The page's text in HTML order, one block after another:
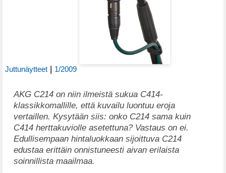
Juttunäytteet | 1/2009
AKG C214 on niin ilmeistä sukua C414-
klassikkomallille, että kuvailu luontuu eroja
vertaillen. Kysytään siis: onko C214 sama kuin
C414 herttakuviolle asetettuna? Vastaus on ei.
Edullisempaan hintaluokkaan sijoittuva C214
edustaa erittäin onnistuneesti aivan erilaista
soinnillista maailmaa.